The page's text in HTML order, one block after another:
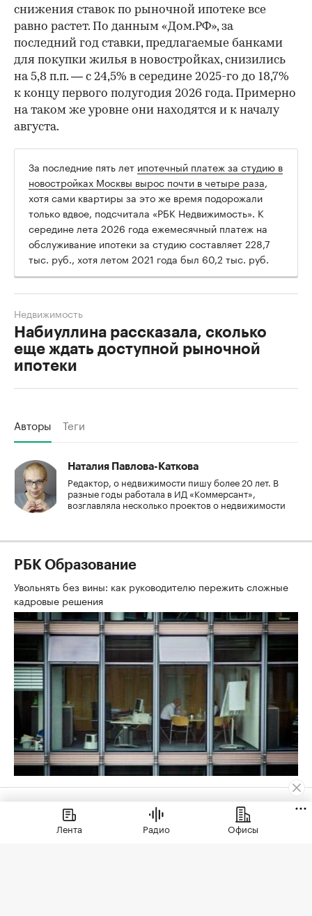
снижения ставок по рыночной ипотеке все
равно растет. По данным «Дом.РФ», за
последний год ставки, предлагаемые банками
для покупки жилья в новостройках, снизились
на 5,8 п.п. — с 24,5% в середине 2025-го до 18,7%
к концу первого полугодия 2026 года. Примерно
на таком же уровне они находятся и к началу
августа.
За последние пять лет ипотечный платеж за студию в
новостройках Москвы вырос почти в четыре раза,
хотя сами квартиры за это же время подорожали
только вдвое, подсчитала «РБК Недвижимость». К
середине лета 2026 года ежемесячный платеж на
обслуживание ипотеки за студию составляет 228,7
тыс. руб., хотя летом 2021 года был 60,2 тыс. руб.
Набиуллина рассказала, сколько
еще ждать доступной рыночной
ипотеки
Недвижимость
Авторы Теги
Наталия Павлова-Каткова
Редактор, о недвижимости пишу более 20 лет. В
разные годы работала в ИД «Коммерсант»,
возглавляла несколько проектов о недвижимости
РБК Образование
Увольнять без вины: как руководителю пережить сложные
кадровые решения
05 авг, 18:13 2 005
Лента Радио Офисы